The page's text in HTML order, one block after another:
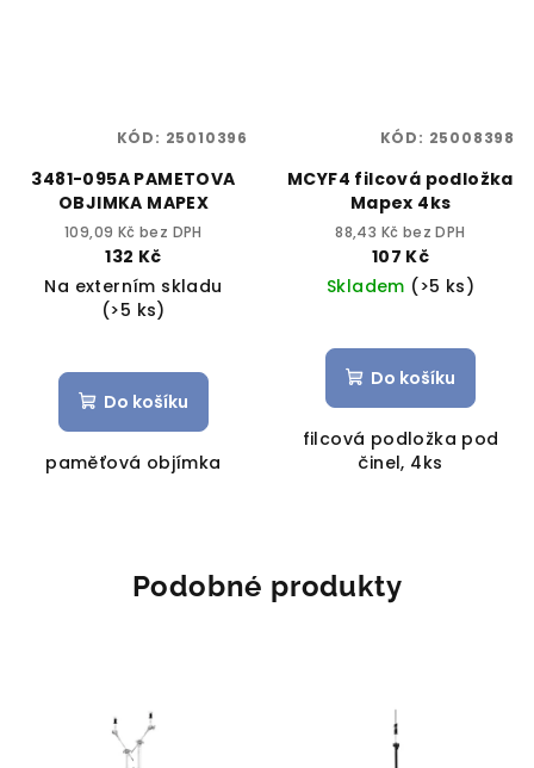
3481-095A PAMETOVA
OBJIMKA MAPEX
109,09 Kč bez DPH
132 Kč
Na externím skladu
(>5 ks)
Do košíku
paměťová objímka
KÓD: 25010396
MCYF4 filcová podložka
Mapex 4ks
88,43 Kč bez DPH
107 Kč
Skladem (>5 ks)
Do košíku
filcová podložka pod
činel, 4ks
KÓD: 25008398
Podobné produkty